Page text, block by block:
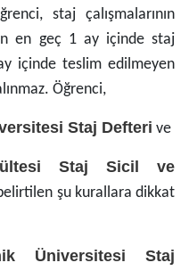
staj çalışmalarının
en geç 1 ay içinde staj
içinde teslim edilmeyen
Öğrenci,
Staj Defteri ve
Staj Sicil ve
şu kurallara dikkat
Üniversitesi Staj